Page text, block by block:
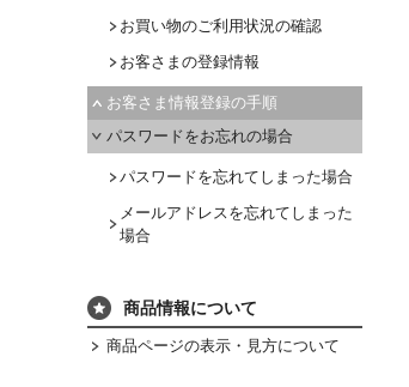
お買い物のご利用状況の確認
お客さまの登録情報
お客さま情報登録の手順
パスワードをお忘れの場合
パスワードを忘れてしまった場合
メールアドレスを忘れてしまった
場合
商品情報について
商品ページの表示・見方について